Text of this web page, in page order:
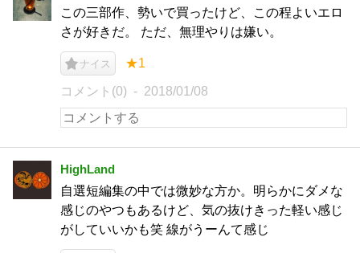
この三部作、勢いで買ったけど、この程よいエロ
さが好きだ。 ただ、無理やりは嫌い。
ナイス ★1
コメント(0) 2018/01/08
HighLand
自選短編集の中では微妙な方か。明らかにダメな
感じのやつもあるけど、気の抜けきった軽い感じ
がしていいかも笑 線がうーんて感じ